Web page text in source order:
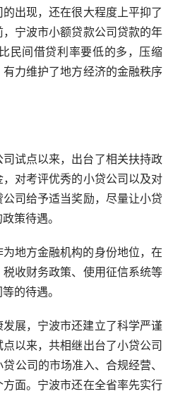
出现，还在很大程度上平抑了
宁波市小额贷款公司贷款的年
民间借贷利率要低的多，压缩
力维护了地方经济的金融秩序
试点以来，出台了相关扶持政
对考评优秀的小贷公司以及对
司给予适当奖励，尽量让小贷
策待遇。
地方金融机构的身份地位，在
收财务政策、使用征信系统等
的待遇。
展，宁波市还建立了科学严谨
以来，共相继出台了小贷公司
公司的市场准入、合规经营、
面。宁波市还在全省率先实行